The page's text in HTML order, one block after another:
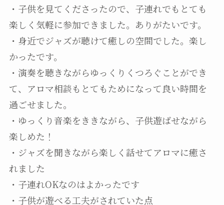
・子供を見てくださったので、子連れでもとても
楽しく気軽に参加できました。ありがたいです。
・身近でジャズが聴けて癒しの空間でした。楽し
かったです。
・演奏を聴きながらゆっくりくつろぐことができ
て、アロマ相談もとてもためになって良い時間を
過ごせました。
・ゆっくり音楽をききながら、子供遊ばせながら
楽しめた！
・ジャズを聞きながら楽しく話せてアロマに癒さ
れました
・子連れOKなのはよかったです
・子供が遊べる工夫がされていた点